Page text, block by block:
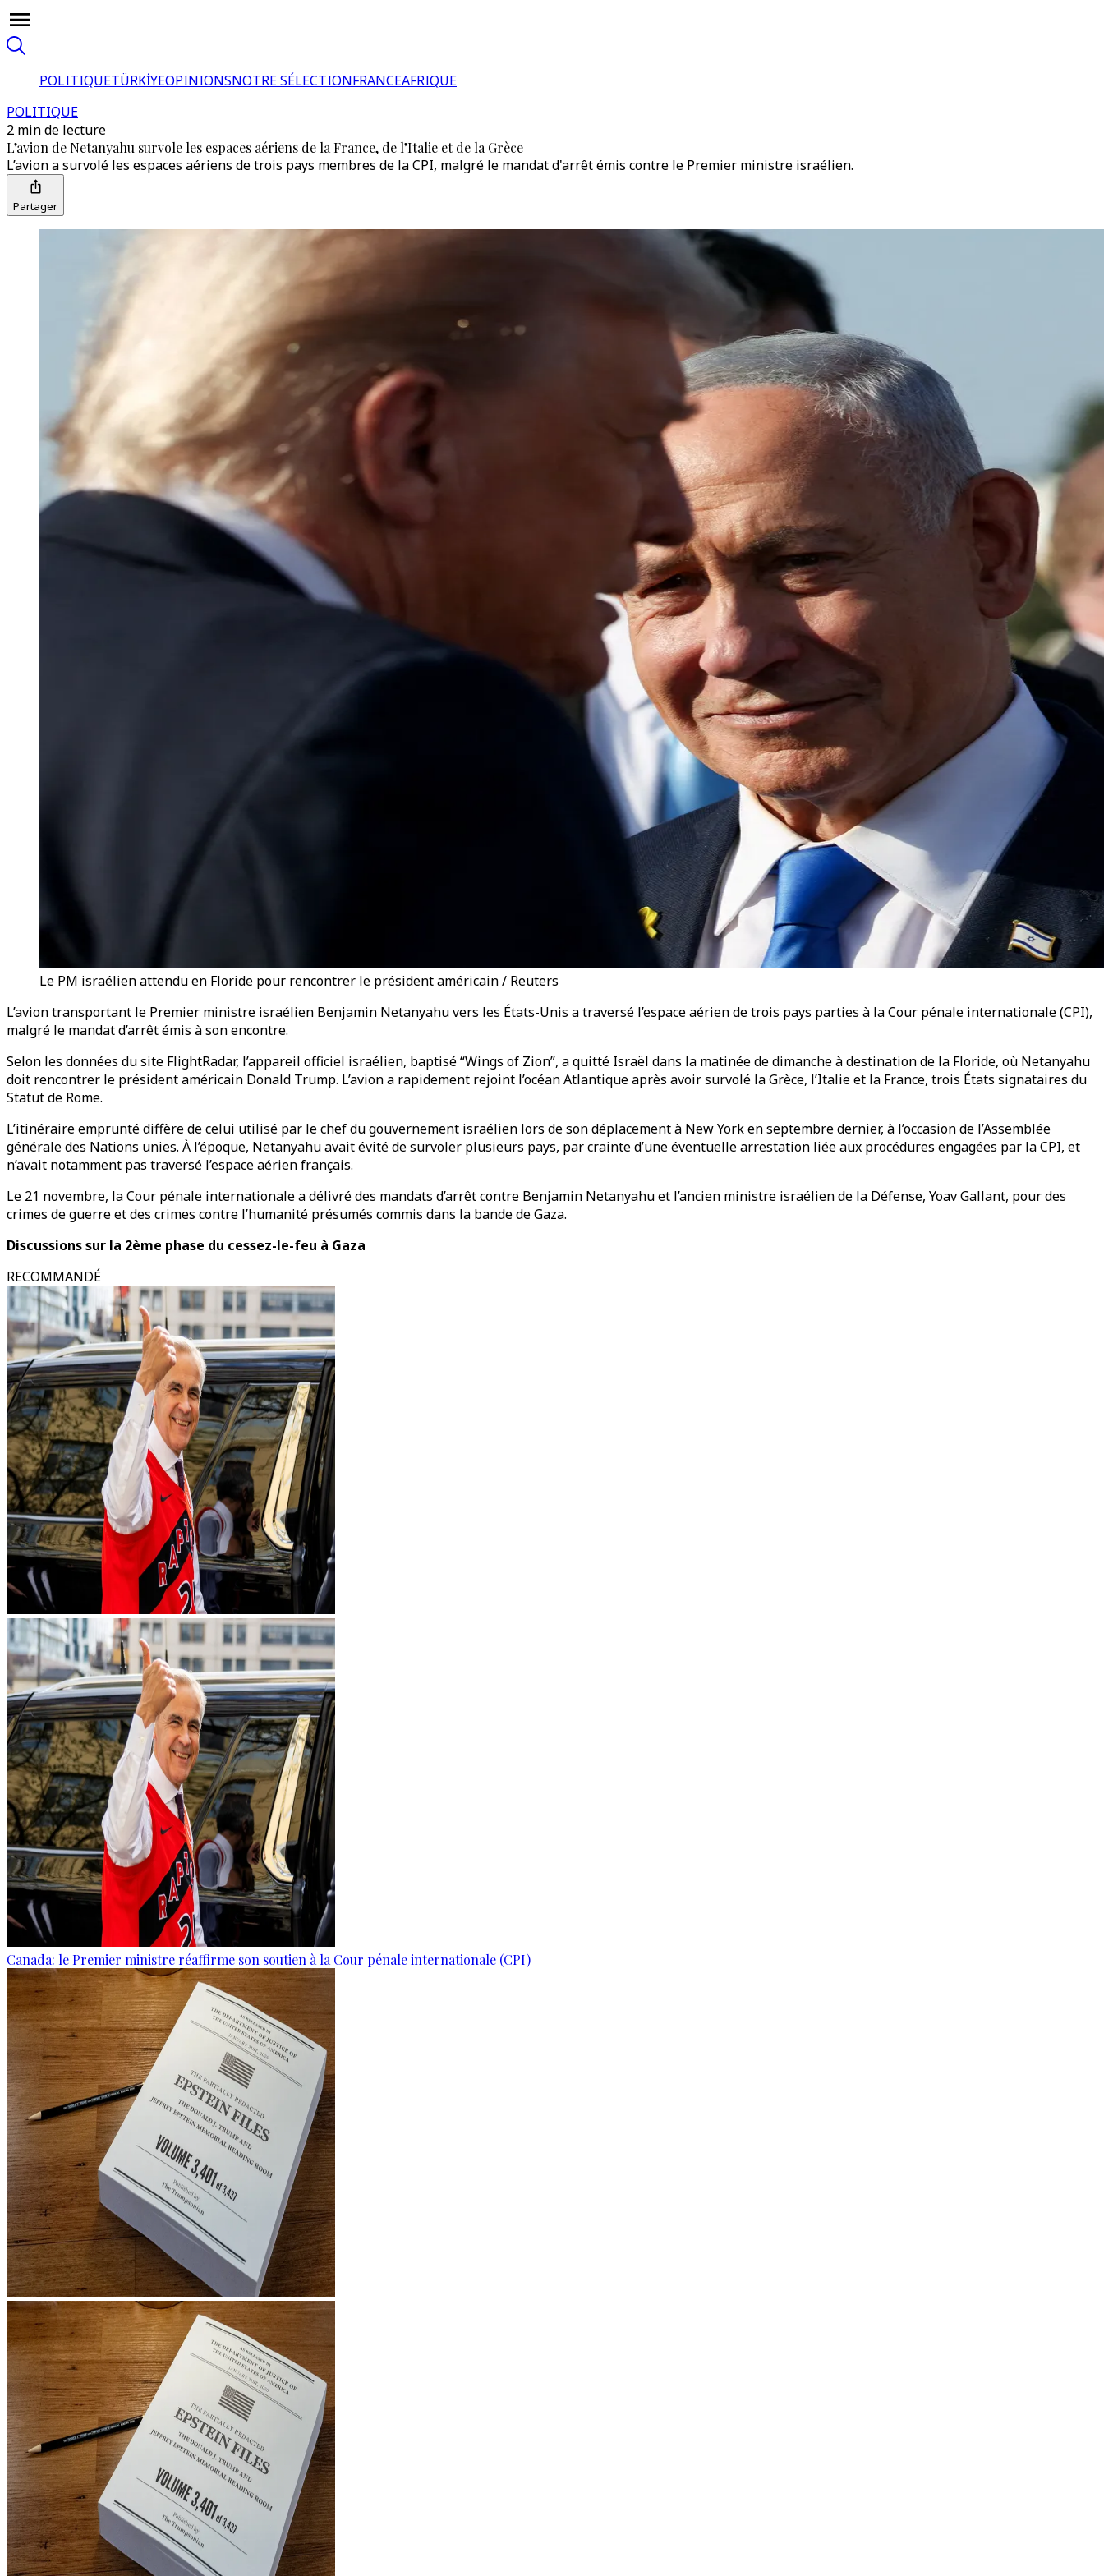
POLITIQUETÜRKİYEOPINIONSNOTRE SÉLECTIONFRANCEAFRIQUE
POLITIQUE
2 min de lecture
L’avion de Netanyahu survole les espaces aériens de la France, de l’Italie et de la Grèce
L’avion a survolé les espaces aériens de trois pays membres de la CPI, malgré le mandat d'arrêt émis contre le Premier ministre israélien.
Partager
Le PM israélien attendu en Floride pour rencontrer le président américain / Reuters
L’avion transportant le Premier ministre israélien Benjamin Netanyahu vers les États-Unis a traversé l’espace aérien de trois pays parties à la Cour pénale internationale (CPI),
malgré le mandat d’arrêt émis à son encontre.
Selon les données du site FlightRadar, l’appareil officiel israélien, baptisé “Wings of Zion”, a quitté Israël dans la matinée de dimanche à destination de la Floride, où Netanyahu
doit rencontrer le président américain Donald Trump. L’avion a rapidement rejoint l’océan Atlantique après avoir survolé la Grèce, l’Italie et la France, trois États signataires du
Statut de Rome.
L’itinéraire emprunté diffère de celui utilisé par le chef du gouvernement israélien lors de son déplacement à New York en septembre dernier, à l’occasion de l’Assemblée
générale des Nations unies. À l’époque, Netanyahu avait évité de survoler plusieurs pays, par crainte d’une éventuelle arrestation liée aux procédures engagées par la CPI, et
n’avait notamment pas traversé l’espace aérien français.
Le 21 novembre, la Cour pénale internationale a délivré des mandats d’arrêt contre Benjamin Netanyahu et l’ancien ministre israélien de la Défense, Yoav Gallant, pour des
crimes de guerre et des crimes contre l’humanité présumés commis dans la bande de Gaza.
Discussions sur la 2ème phase du cessez-le-feu à Gaza
RECOMMANDÉ
Canada: le Premier ministre réaffirme son soutien à la Cour pénale internationale (CPI)